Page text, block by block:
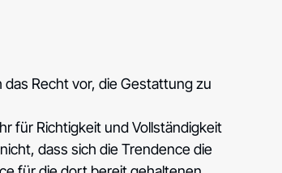
Recht vor, die Gestattung zu
für Richtigkeit und Vollständigkeit
dass sich die Trendence die